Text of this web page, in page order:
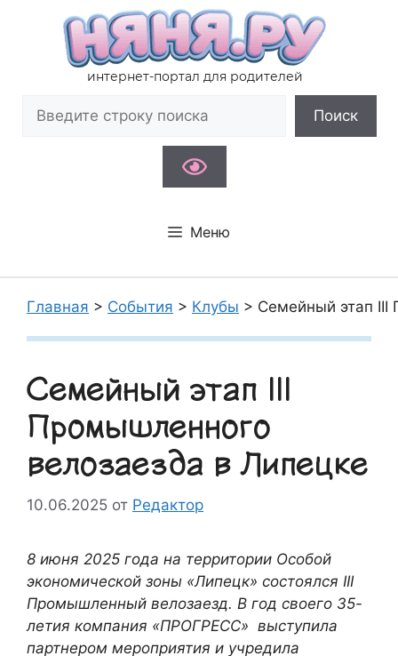
содержимому
интернет-портал для родителей
Поиск
Меню
Главная > События > Клубы > Семейный этап III
Семейный этап III
Промышленного
велозаезда в Липецке
10.06.2025 от Редактор
8 июня 2025 года на территории Особой
экономической зоны «Липецк» состоялся III
Промышленный велозаезд. В год своего 35-
летия компания «ПРОГРЕСС» выступила
партнером мероприятия и учредила